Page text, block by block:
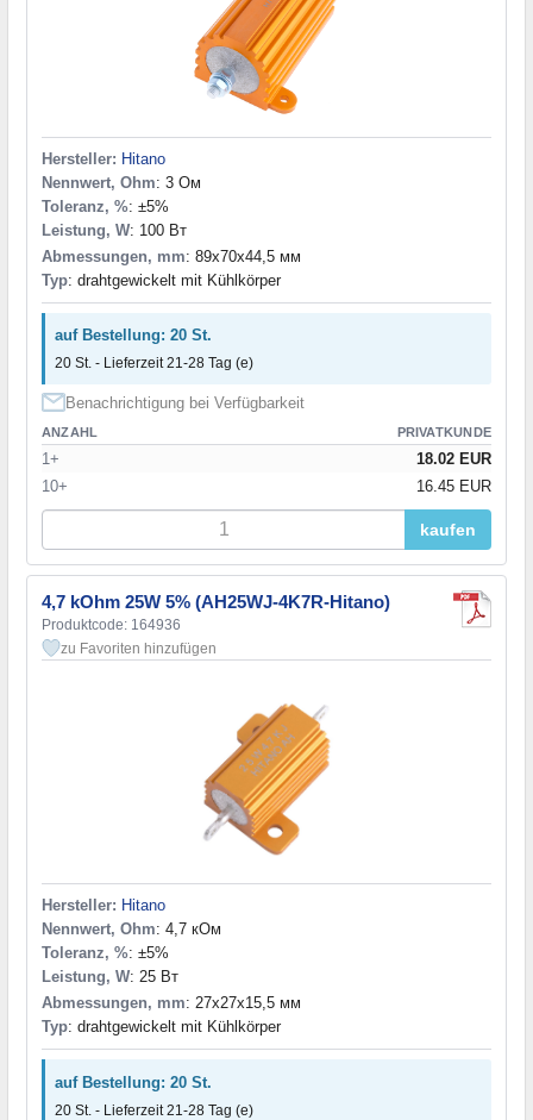
Hersteller: Hitano
Nennwert, Ohm: 3 Ом
Toleranz, %: ±5%
Leistung, W: 100 Вт
Abmessungen, mm: 89x70x44,5 мм
Typ: drahtgewickelt mit Kühlkörper
auf Bestellung: 20 St.
20 St. - Lieferzeit 21-28 Tag (e)
Benachrichtigung bei Verfügbarkeit
ANZAHL PRIVATKUNDE
1+
18.02 EUR
10+
16.45 EUR
kaufen
4,7 kOhm 25W 5% (AH25WJ-4K7R-Hitano)
Produktcode: 164936
zu Favoriten hinzufügen
Hersteller: Hitano
Nennwert, Ohm: 4,7 кОм
Toleranz, %: ±5%
Leistung, W: 25 Вт
Abmessungen, mm: 27x27x15,5 мм
Typ: drahtgewickelt mit Kühlkörper
auf Bestellung: 20 St.
20 St. - Lieferzeit 21-28 Tag (e)